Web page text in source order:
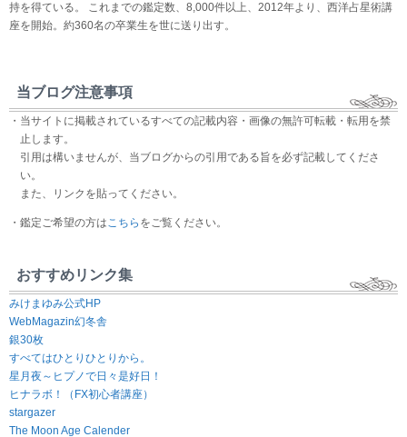
持を得ている。 これまでの鑑定数、8,000件以上、2012年より、西洋占星術講
座を開始。約360名の卒業生を世に送り出す。
当ブログ注意事項
・当サイトに掲載されているすべての記載内容・画像の無許可転載・転用を禁
止します。
引用は構いませんが、当ブログからの引用である旨を必ず記載してくださ
い。
また、リンクを貼ってください。
・鑑定ご希望の方はこちら をご覧ください。
おすすめリンク集
みけまゆみ公式HP
WebMagazin幻冬舎
銀30枚
すべてはひとりひとりから。
星月夜～ヒプノで日々是好日！
ヒナラボ！（FX初心者講座）
stargazer
The Moon Age Calender